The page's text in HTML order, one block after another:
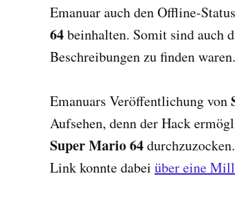
Emanuar auch den Offline-
64beinhalten. Somit sind auch
Beschreibungen zu finden waren.
Emanuars Veröffentlichung von
Aufsehen, denn der Hack
Super Mario 64
Link konnte dabei über eine